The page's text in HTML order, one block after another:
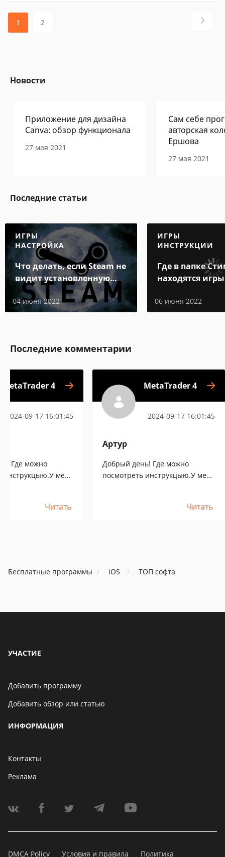
1 2
Новости
Приложение для дизайна
Canva: обзор функционала
27 мая 2021
Сам себе
авторская
Ершова
27 мая 2021
Последние статьи
ИГРЫ
НАСТРОЙКА
Что делать, если Steam не
видит установленную
игру
04 июня 2022
ИГРЫ
ИНСТРУКЦИИ
Где в папке
находятся игры
06 июня 2022
Последние комментарии
MetaTrader 4
2024-09-17 16:01:45
Где можно
инструкцыю.У меня
плиз.Спс.
Читать
MetaTrader 4
2024-09-17 16:01:45
Артур
Добрый день! Где можно
посмотреть инструкцыю.У меня
историю. Подскажите плиз.Спс.
Читать
Бесплатные программы iOS ТОП софта
УЧАСТИЕ
Добавить программу
Добавить обзор или статью
ИНФОРМАЦИЯ
Контакты
Реклама
DMCA Policy Условия и правила Политика